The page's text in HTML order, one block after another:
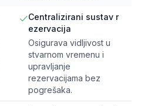
Centralizirani sustav r
ezervacija
Osigurava vidljivost u
stvarnom vremenu i
upravljanje
rezervacijama bez
pogrešaka.